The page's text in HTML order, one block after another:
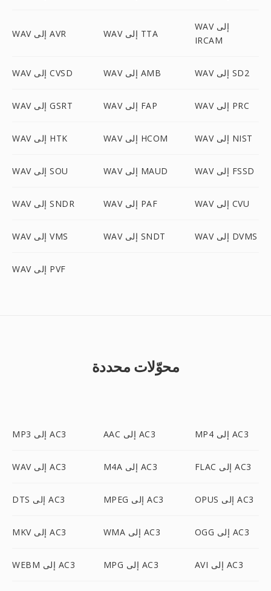
WAV إلى AVR WAV إلى TTA
WAV إلى
IRCAM
WAV إلى CVSD WAV إلى AMB WAV إلى SD2
WAV إلى GSRT WAV إلى FAP WAV إلى PRC
WAV إلى HTK WAV إلى HCOM WAV إلى NIST
WAV إلى SOU WAV إلى MAUD WAV إلى FSSD
WAV إلى SNDR WAV إلى PAF WAV إلى CVU
WAV إلى VMS WAV إلى SNDT WAV إلى DVMS
WAV إلى PVF
محوّلات محددة
MP3 إلى AC3 AAC إلى AC3 MP4 إلى AC3
WAV إلى AC3 M4A إلى AC3 FLAC إلى AC3
DTS إلى AC3 MPEG إلى AC3 OPUS إلى AC3
MKV إلى AC3 WMA إلى AC3 OGG إلى AC3
WEBM إلى AC3 MPG إلى AC3 AVI إلى AC3